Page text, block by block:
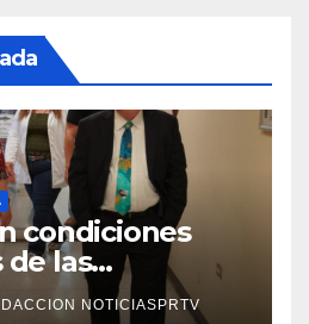
condiciones
las
Departamento
NOTICIASPRTV